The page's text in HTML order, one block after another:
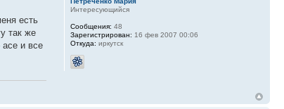
есть
так же
и все
Интересующийся
Сообщения: 48
Зарегистрирован: 16 фев 2007 00:06
Откуда: иркутск